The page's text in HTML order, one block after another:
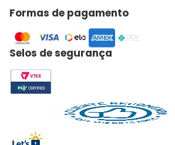
Formas de pagamento
Selos de segurança